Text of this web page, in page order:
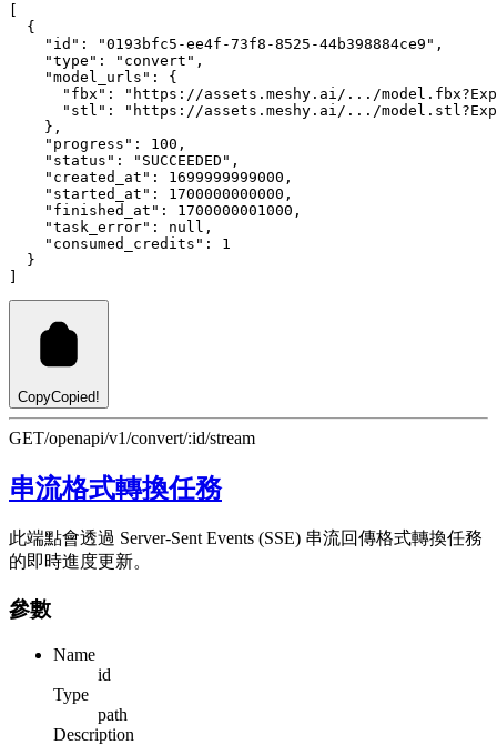
[
  {
"id" : "0193bfc5-ee4f-73f8-8525-44b398884ce9" ,
"type" : "convert" ,
"model_urls" :
{
"fbx" :
"https://assets.meshy.ai/.../
"stl" :
"https://assets.meshy.ai/.../
    }
,
"progress" : 100 ,
"status" : "SUCCEEDED" ,
"created_at" : 1699999999000 ,
"started_at" : 1700000000000 ,
"finished_at" : 1700000001000 ,
"task_error" : null ,
"consumed_credits" :
1
  }
]
CopyCopied!
GET/openapi/v1/convert/:id/stream
串流格式轉換任務
此端點會透過 Server-Sent Events (SSE) 串流回傳格式轉換任務
的即時進度更新。
參數
Name
id
Type
path
Description